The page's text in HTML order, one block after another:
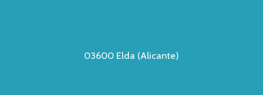
03600 Elda (Alicante)